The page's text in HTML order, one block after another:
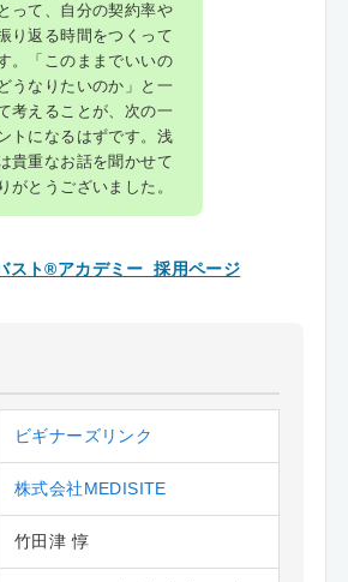
って、自分の契約率や
り返る時間をつくって
。「このままでいいの
うなりたいのか」と一
考えることが、次の一
トになるはずです。浅
貴重なお話を聞かせて
がとうございました。
スト®アカデミー_採用ページ
ビギナーズリンク
株式会社MEDISITE
竹田津 惇